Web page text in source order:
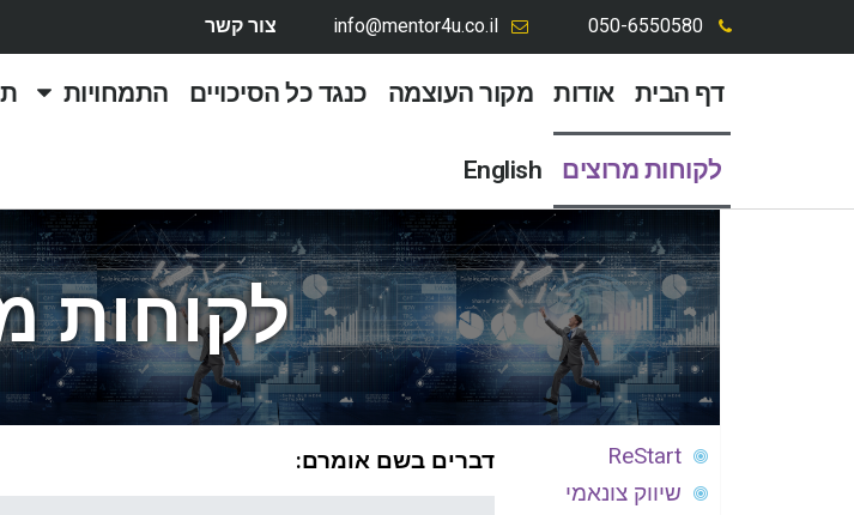
050-6550580
info@mentor4u.co.il צור קשר
דף הבית אודות מקור העוצמה כנגד כל הסיכויים התמחויות
לקוחות מרוצים English
לקוחות
ReStart
שיווק צונאמי
דברים בשם אומרם: